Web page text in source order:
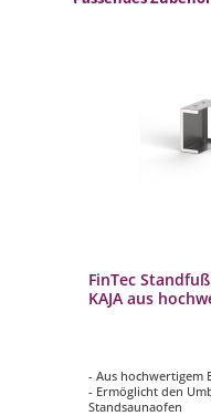
FinTec
KAJA aus
- Aus hochwertigem
- Ermöglicht den
Standsaunaofen